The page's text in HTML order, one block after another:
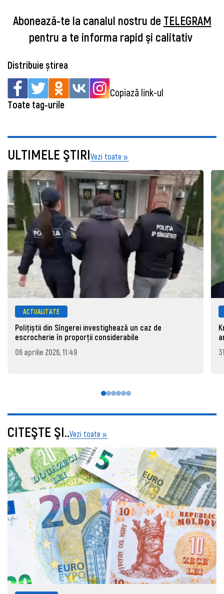
Abonează-te la canalul nostru de TELEGRAM
pentru a te informa rapid şi calitativ
Distribuie știrea
Copiază link-ul
Toate tag-urile
ULTIMELE ŞTIRIVezi toate
ACTUALITATE
Polițiștii din Sîngerei investighează un caz de
escrocherie în proporții considerabile
06 aprilie 2026, 11:49
CITEŞTE ŞI..Vezi toate